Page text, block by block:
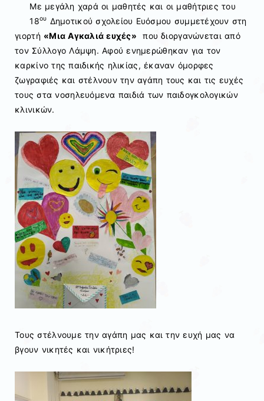
Με μεγάλη χαρά οι μαθητές και οι μαθήτριες του
18ου Δημοτικού σχολείου Ευόσμου συμμετέχουν στη
γιορτή «Μια Αγκαλιά ευχές» που διοργανώνεται από
τον Σύλλογο Λάμψη. Αφού ενημερώθηκαν για τον
καρκίνο της παιδικής ηλικίας, έκαναν όμορφες
ζωγραφιές και στέλνουν την αγάπη τους και τις ευχές
τους στα νοσηλευόμενα παιδιά των παιδογκολογικών
κλινικών.
Τους στέλνουμε την αγάπη μας και την ευχή μας να
βγουν νικητές και νικήτριες!